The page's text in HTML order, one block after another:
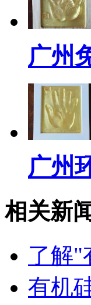
广州
广州
相关新
了解"
有机